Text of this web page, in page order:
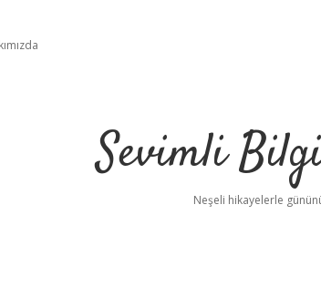
Sevimli
Neşeli hikayelerle